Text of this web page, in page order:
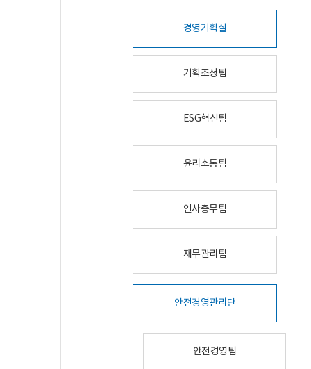
경영기획실
기획조정팀
ESG혁신팀
윤리소통팀
인사총무팀
재무관리팀
안전경영관리단
안전경영팀